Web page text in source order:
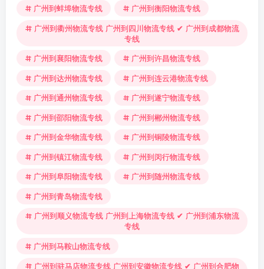
广州到蚌埠物流专线
广州到衡阳物流专线
广州到衢州物流专线 广州到四川物流专线 ✔ 广州到成都物流
专线
广州到襄阳物流专线
广州到许昌物流专线
广州到达州物流专线
广州到连云港物流专线
广州到通州物流专线
广州到遂宁物流专线
广州到邵阳物流专线
广州到郴州物流专线
广州到金华物流专线
广州到铜陵物流专线
广州到镇江物流专线
广州到闵行物流专线
广州到阜阳物流专线
广州到随州物流专线
广州到青岛物流专线
广州到顺义物流专线 广州到上海物流专线 ✔ 广州到浦东物流
专线
广州到马鞍山物流专线
广州到驻马店物流专线 广州到安徽物流专线 ✔ 广州到合肥物